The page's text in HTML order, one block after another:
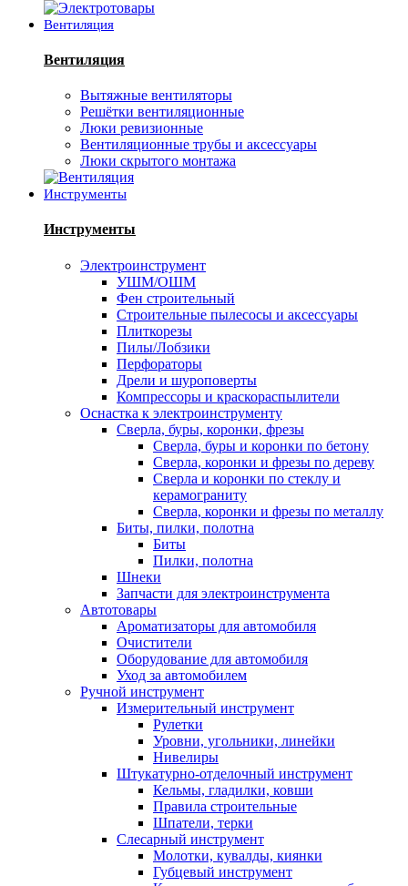
Вентиляция
Вентиляция
Вытяжные вентиляторы
Решётки вентиляционные
Люки ревизионные
Вентиляционные трубы и аксессуары
Люки скрытого монтажа
Инструменты
Инструменты
Электроинструмент
УШМ/ОШМ
Фен строительный
Строительные пылесосы и аксессуары
Плиткорезы
Пилы/Лобзики
Перфораторы
Дрели и шуроповерты
Компрессоры и краскораспылители
Оснастка к электроинструменту
Сверла, буры, коронки, фрезы
Сверла, буры и коронки по бетону
Сверла, коронки и фрезы по дереву
Сверла и коронки по стеклу и
керамограниту
Сверла, коронки и фрезы по металлу
Биты, пилки, полотна
Биты
Пилки, полотна
Шнеки
Запчасти для электроинструмента
Автотовары
Ароматизаторы для автомобиля
Очистители
Оборудование для автомобиля
Уход за автомобилем
Ручной инструмент
Измерительный инструмент
Рулетки
Уровни, угольники, линейки
Нивелиры
Штукатурно-отделочный инструмент
Кельмы, гладилки, ковши
Правила строительные
Шпатели, терки
Слесарный инструмент
Молотки, кувалды, киянки
Губцевый инструмент